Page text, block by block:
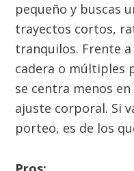
pequeño y buscas
trayectos cortos,
tranquilos. Frente
cadera o múltiples
se centra menos
ajuste corporal. Si
porteo, es de los